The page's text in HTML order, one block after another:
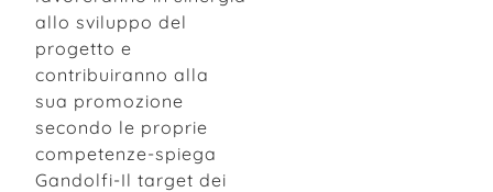
allo sviluppo del
progetto e
contribuiranno alla
sua promozione
secondo le proprie
competenze-spiega
Gandolfi-Il target dei